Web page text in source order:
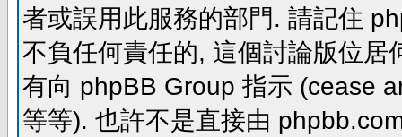
者或誤用此服務的部門. 請記住
不負任何責任的, 這個討論版位
有向 phpBB Group 指示 (cease
等等). 也許不是直接由